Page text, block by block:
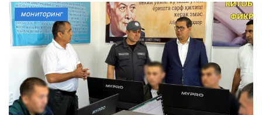
мониторинг в рамках НПМ возложен на
Омбудсмана Парламента страны.
мониторинг